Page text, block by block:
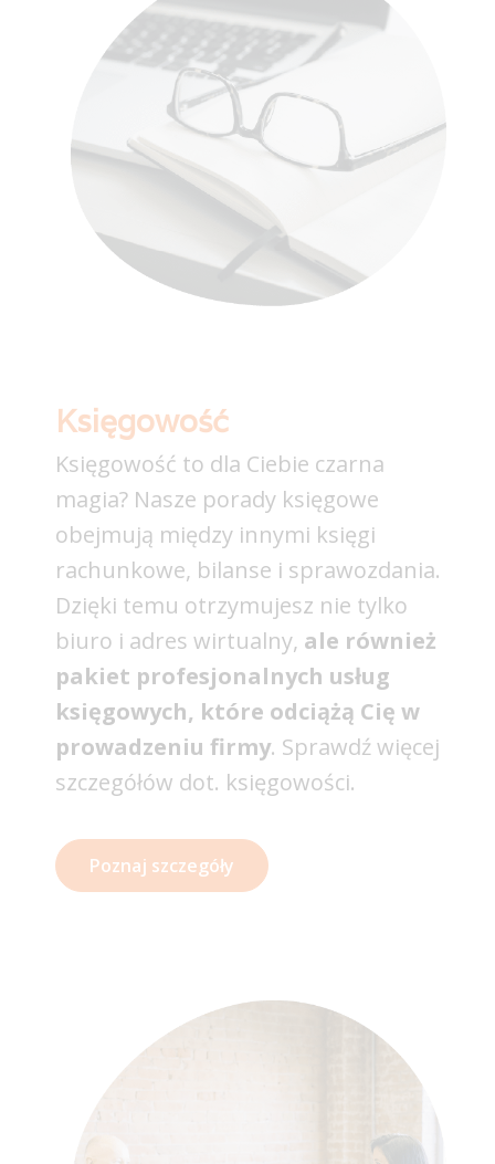
Księgowość
Księgowość to dla Ciebie czarna
magia? Nasze porady księgowe
obejmują między innymi księgi
rachunkowe, bilanse i sprawozdania.
Dzięki temu otrzymujesz nie tylko
biuro i adres wirtualny, ale również
pakiet profesjonalnych usług
księgowych, które odciążą Cię w
prowadzeniu firmy. Sprawdź więcej
szczegółów dot. księgowości.
Poznaj szczegóły